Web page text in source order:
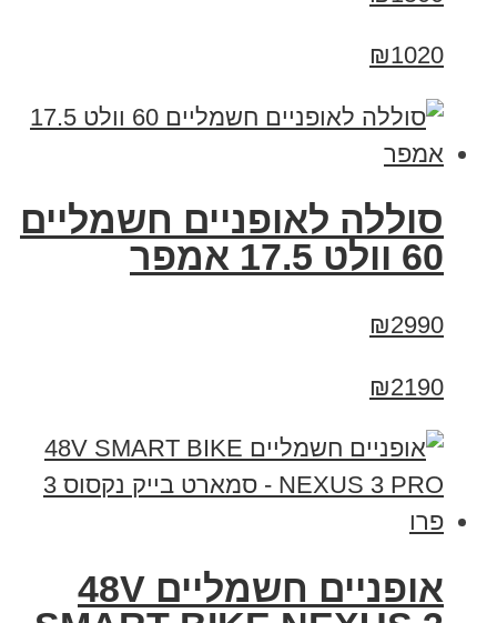
₪1020
סוללה לאופניים חשמליים
60 וולט 17.5 אמפר
₪2990
₪2190
אופניים חשמליים 48V